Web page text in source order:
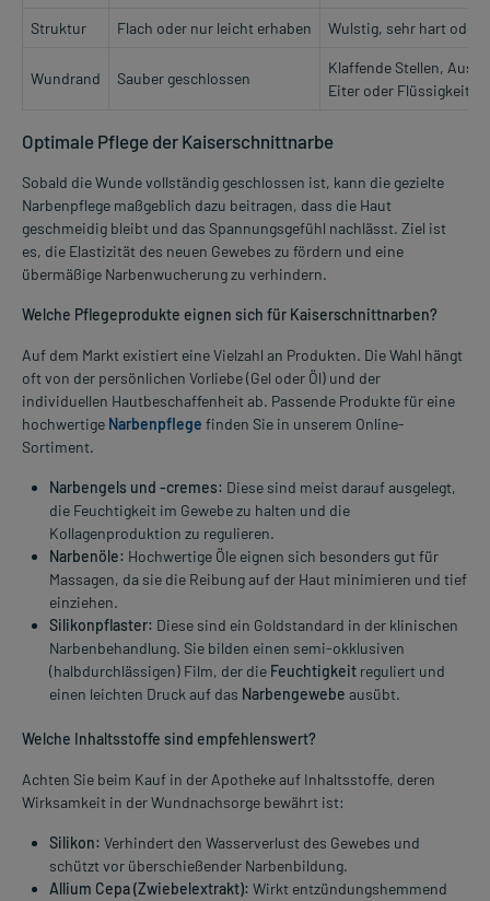
Struktur Flach oder nur leicht erhaben Wulstig, sehr hart oder
Wundrand Sauber geschlossen
Klaffende Stellen,
Eiter oder Flüssigkeit
Optimale Pflege der Kaiserschnittnarbe
Sobald die Wunde vollständig geschlossen ist, kann die gezielte
Narbenpflege maßgeblich dazu beitragen, dass die Haut
geschmeidig bleibt und das Spannungsgefühl nachlässt. Ziel ist
es, die Elastizität des neuen Gewebes zu fördern und eine
übermäßige Narbenwucherung zu verhindern.
Welche Pflegeprodukte eignen sich für Kaiserschnittnarben?
Auf dem Markt existiert eine Vielzahl an Produkten. Die Wahl hängt
oft von der persönlichen Vorliebe (Gel oder Öl) und der
individuellen Hautbeschaffenheit ab. Passende Produkte für eine
hochwertige Narbenpflege finden Sie in unserem Online-
Sortiment.
Narbengels und -cremes: Diese sind meist darauf ausgelegt,
die Feuchtigkeit im Gewebe zu halten und die
Kollagenproduktion zu regulieren.
Narbenöle: Hochwertige Öle eignen sich besonders gut für
Massagen, da sie die Reibung auf der Haut minimieren und tief
einziehen.
Silikonpflaster: Diese sind ein Goldstandard in der klinischen
Narbenbehandlung. Sie bilden einen semi-okklusiven
(halbdurchlässigen) Film, der die Feuchtigkeit reguliert und
einen leichten Druck auf das Narbengewebe ausübt.
Welche Inhaltsstoffe sind empfehlenswert?
Achten Sie beim Kauf in der Apotheke auf Inhaltsstoffe, deren
Wirksamkeit in der Wundnachsorge bewährt ist:
Silikon: Verhindert den Wasserverlust des Gewebes und
schützt vor überschießender Narbenbildung.
Allium Cepa (Zwiebelextrakt): Wirkt entzündungshemmend